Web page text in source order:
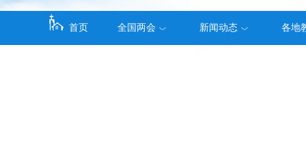
首页 全国两会 新闻动态 各地